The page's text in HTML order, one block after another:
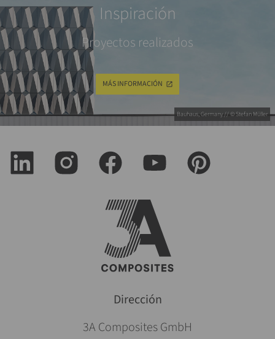
Bauhaus, Germany // © Stefan Müller
Inspiración
Proyectos realizados
MÁS INFORMACIÓN
Dirección
3A Composites GmbH